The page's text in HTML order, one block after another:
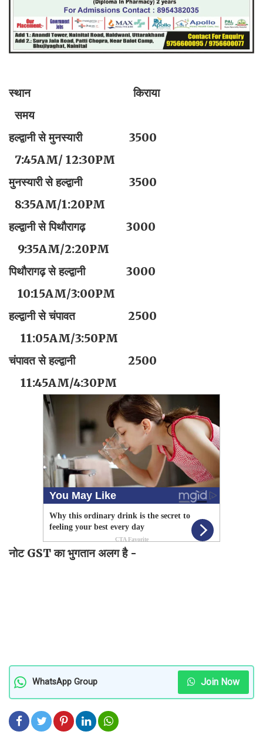
स्थान किराया
समय
हल्द्वानी से मुनस्यारी 3500
7:45AM/ 12:30PM
मुनस्यारी से हल्द्वानी 3500
8:35AM/1:20PM
हल्द्वानी से पिथौरागढ़ 3000
9:35AM/2:20PM
पिथौरागढ़ से हल्द्वानी 3000
10:15AM/3:00PM
हल्द्वानी से चंपावत 2500
11:05AM/3:50PM
चंपावत से हल्द्वानी 2500
11:45AM/4:30PM
नोट GST का भुगतान अलग है -
WhatsApp Group Join Now